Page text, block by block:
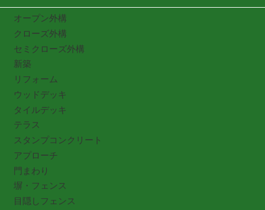
オープン外構
クローズ外構
セミクローズ外構
新築
リフォーム
ウッドデッキ
タイルデッキ
テラス
スタンプコンクリート
アプローチ
門まわり
塀・フェンス
目隠しフェンス